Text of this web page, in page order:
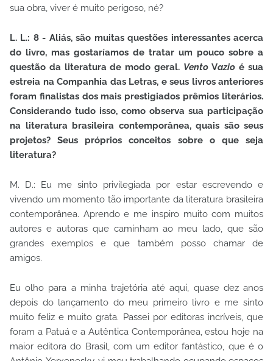
sua obra, viver é muito perigoso, né?
L. L.: 8 - Aliás, são muitas questões interessantes acerca
do livro, mas gostaríamos de tratar um pouco sobre a
questão da literatura de modo geral. VentoVazioé sua
estreia na Companhia das Letras, e seus livros anteriores
foram finalistas dos mais prestigiados prêmios literários.
Considerando tudo isso, como observa sua participação
na literatura brasileira contemporânea, quais são seus
projetos? Seus próprios conceitos sobre o que seja
literatura?
M. D.: Eu me sinto privilegiada por estar escrevendo e
vivendo um momento tão importante da literatura brasileira
contemporânea. Aprendo e me inspiro muito com muitos
autores e autoras que caminham ao meu lado, que são
grandes exemplos e que também posso chamar de
amigos.
Eu olho para a minha trajetória até aqui, quase dez anos
depois do lançamento do meu primeiro livro e me sinto
muito feliz e muito grata. Passei por editoras incríveis, que
foram a Patuá e a Autêntica Contemporânea, estou hoje na
maior editora do Brasil, com um editor fantástico, que é o